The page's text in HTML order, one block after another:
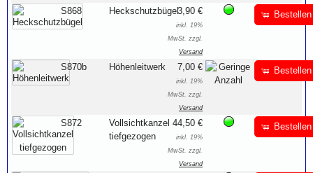
S868 Heckschutzbügel3,90 €
inkl. 19%
MwSt. zzgl.
Versand
Bestellen
S870b Höhenleitwerk 7,00 €
inkl. 19%
MwSt. zzgl.
Versand
Bestellen
S872
Vollsichtkanzel
tiefgezogen
44,50 €
inkl. 19%
MwSt. zzgl.
Versand
Bestellen